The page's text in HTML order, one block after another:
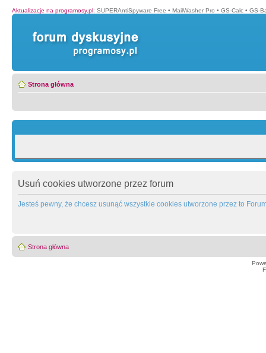
Aktualizacje na programosy.pl: SUPERAntiSpyware Free • MailWasher Pro • GS-Calc • GS-
Strona główna
Usuń cookies utworzone przez forum
Jesteś pewny, że chcesz usunąć wszystkie cookies utworzone przez to
Strona główna